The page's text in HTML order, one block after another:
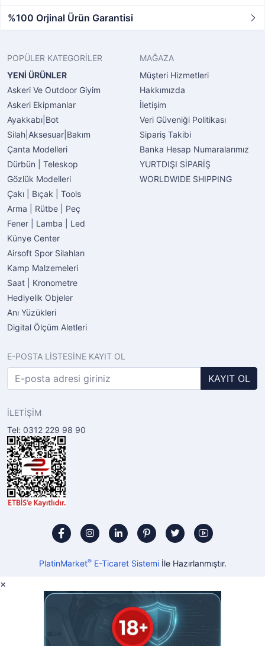
%100 Orjinal Ürün Garantisi
POPÜLER KATEGORİLER
YENİ ÜRÜNLER
Askeri Ve Outdoor Giyim
Askeri Ekipmanlar
Ayakkabı|Bot
Silah|Aksesuar|Bakım
Çanta Modelleri
Dürbün | Teleskop
Gözlük Modelleri
Çakı | Bıçak | Tools
Arma | Rütbe | Peç
Fener | Lamba | Led
Künye Center
Airsoft Spor Silahları
Kamp Malzemeleri
Saat | Kronometre
Hediyelik Objeler
Anı Yüzükleri
Digital Ölçüm Aletleri
MAĞAZA
Müşteri Hizmetleri
Hakkımızda
İletişim
Veri Güveniği Politikası
Sipariş Takibi
Banka Hesap Numaralarımız
YURTDIŞI SİPARİŞ
WORLDWIDE SHIPPING
E-POSTA LİSTESİNE KAYIT OL
KAYIT OL
İLETİŞİM
Tel: 0312 229 98 90
PlatinMarket®E-Ticaret Sistemiİle Hazırlanmıştır.
×